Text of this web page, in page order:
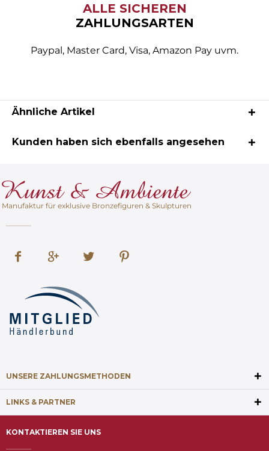
ALLE SICHEREN
ZAHLUNGSARTEN
Paypal, Master Card, Visa, Amazon Pay uvm.
Ähnliche Artikel
Kunden haben sich ebenfalls angesehen
Manufaktur für exklusive Bronzefiguren & Skulpturen
UNSERE ZAHLUNGSMETHODEN
LINKS & PARTNER
KONTAKTIEREN SIE UNS